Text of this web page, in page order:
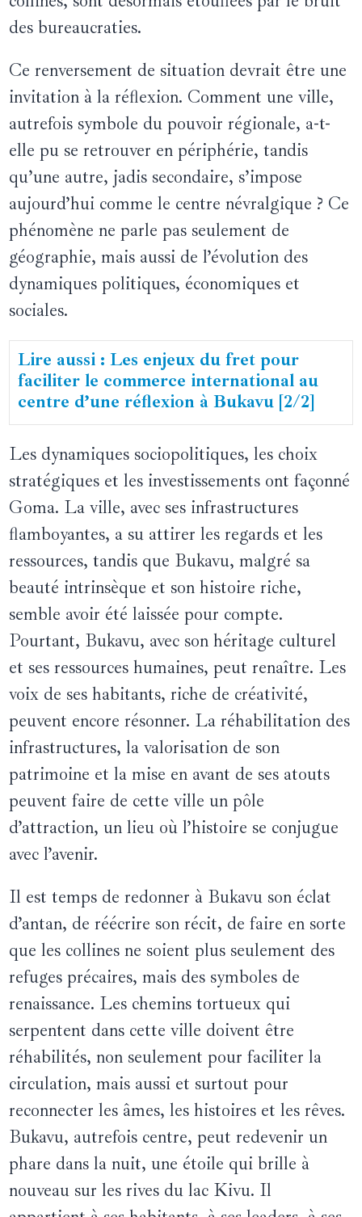
des bureaucraties.
Ce renversement de situation devrait être une
invitation à la réflexion. Comment une ville,
autrefois symbole du pouvoir régionale, a-t-
elle pu se retrouver en périphérie, tandis
qu’une autre, jadis secondaire, s’impose
aujourd’hui comme le centre névralgique ? Ce
phénomène ne parle pas seulement de
géographie, mais aussi de l’évolution des
dynamiques politiques, économiques et
sociales.
Lire aussi : Les enjeux du fret pour
faciliter le commerce international au
centre d’une réflexion à Bukavu [2/2]
Les dynamiques sociopolitiques, les choix
stratégiques et les investissements ont façonné
Goma. La ville, avec ses infrastructures
flamboyantes, a su attirer les regards et les
ressources, tandis que Bukavu, malgré sa
beauté intrinsèque et son histoire riche,
semble avoir été laissée pour compte.
Pourtant, Bukavu, avec son héritage culturel
et ses ressources humaines, peut renaître. Les
voix de ses habitants, riche de créativité,
peuvent encore résonner. La réhabilitation des
infrastructures, la valorisation de son
patrimoine et la mise en avant de ses atouts
peuvent faire de cette ville un pôle
d’attraction, un lieu où l’histoire se conjugue
avec l’avenir.
Il est temps de redonner à Bukavu son éclat
d’antan, de réécrire son récit, de faire en sorte
que les collines ne soient plus seulement des
refuges précaires, mais des symboles de
renaissance. Les chemins tortueux qui
serpentent dans cette ville doivent être
réhabilités, non seulement pour faciliter la
circulation, mais aussi et surtout pour
reconnecter les âmes, les histoires et les rêves.
Bukavu, autrefois centre, peut redevenir un
phare dans la nuit, une étoile qui brille à
nouveau sur les rives du lac Kivu. Il